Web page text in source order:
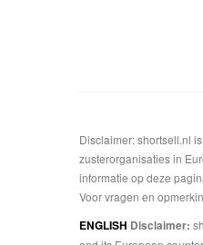
Disclaimer: shortsell.nl
zusterorganisaties in
informatie op deze
Voor vragen en
ENGLISH Disclaimer: